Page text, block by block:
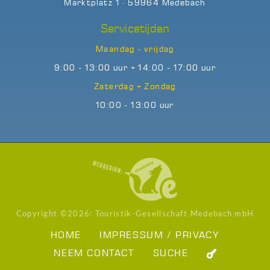
Marktplatz 1 · 59964 Medebach
Servicetijden
Maandag - vrijdag
9:00 - 13:00 uur + 14:00 - 17:00 uur
Zaterdag + Zondag
10:00 - 13:00 uur
Copyright ©2026: Touristik-Gesellschaft Medebach mbH
HOME
IMPRESSUM / PRIVACY
NEEM CONTACT
SUCHE